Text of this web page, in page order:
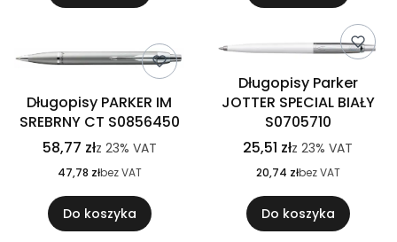
Długopisy PARKER IM
SREBRNY CT S0856450
58,77 złz 23% VAT
47,78 złbez VAT
Do koszyka
Długopisy Parker
JOTTER SPECIAL BIAŁY
S0705710
25,51 złz 23% VAT
20,74 złbez VAT
Do koszyka